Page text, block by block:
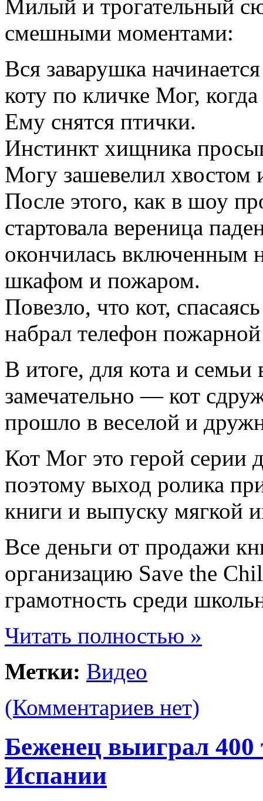
Милый и трогательный
смешными моментами:
Вся заварушка
коту по кличке Мог,
Ему снятся птички.
Инстинкт хищника
Могу зашевелил хвостом
После этого, как в шоу
стартовала вереница
окончилась
шкафом и пожаром.
Повезло, что кот,
набрал телефон
В итоге, для кота и семьи
замечательно — кот
прошло в веселой и
Кот Мог это герой серии
поэтому выход ролика
книги и выпуску мягкой
Все деньги от продажи
организацию Save the
грамотность среди
Читать полностью »
Метки: Видео
(Комментариев нет)
Беженец выиграл 400
Испании